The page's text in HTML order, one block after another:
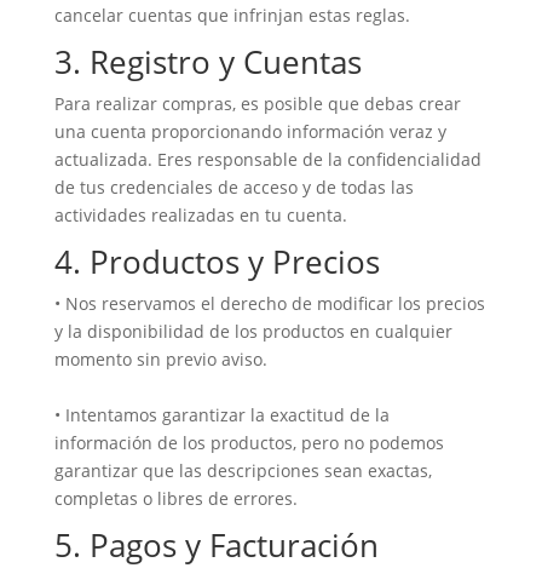
cancelar cuentas que infrinjan estas reglas.
3. Registro y Cuentas
Para realizar compras, es posible que debas crear
una cuenta proporcionando información veraz y
actualizada. Eres responsable de la confidencialidad
de tus credenciales de acceso y de todas las
actividades realizadas en tu cuenta.
4. Productos y Precios
• Nos reservamos el derecho de modificar los precios
y la disponibilidad de los productos en cualquier
momento sin previo aviso.
• Intentamos garantizar la exactitud de la
información de los productos, pero no podemos
garantizar que las descripciones sean exactas,
completas o libres de errores.
5. Pagos y Facturación